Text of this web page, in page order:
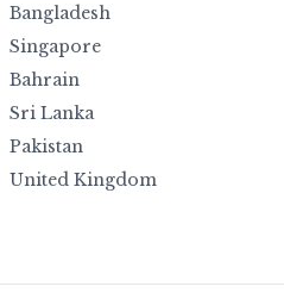
Bangladesh
Singapore
Bahrain
Sri Lanka
Pakistan
United Kingdom